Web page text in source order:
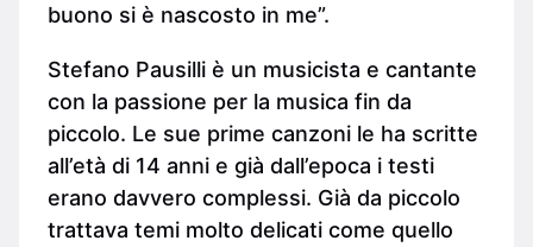
buono si è nascosto in me”.
Stefano Pausilli è un musicista e cantante
con la passione per la musica fin da
piccolo. Le sue prime canzoni le ha scritte
all’età di 14 anni e già dall’epoca i testi
erano davvero complessi. Già da piccolo
trattava temi molto delicati come quello